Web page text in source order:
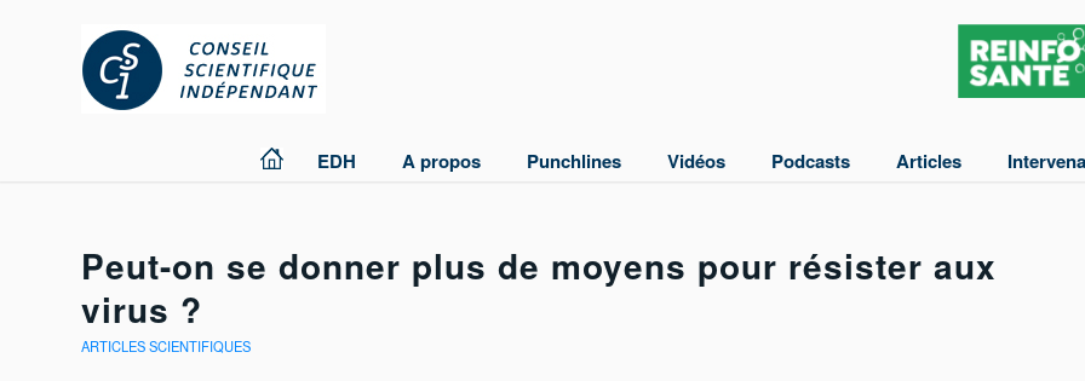
EDH A propos Punchlines Vidéos Podcasts Articles
Peut-on se donner plus de moyens pour résister aux
virus ?
ARTICLES SCIENTIFIQUES